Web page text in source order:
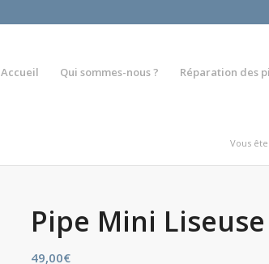
Accueil Qui sommes-nous ? Réparation des
Vous
Pipe Mini
49,00€